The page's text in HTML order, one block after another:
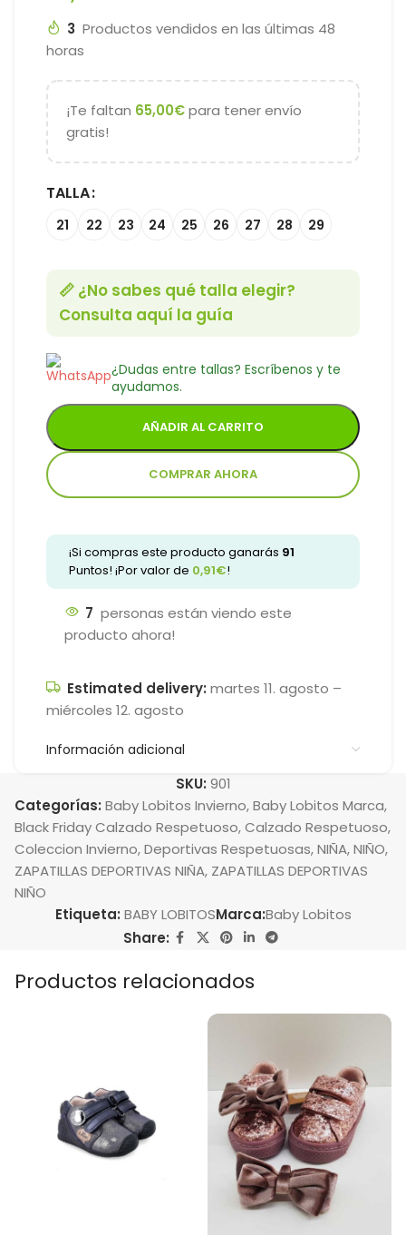
3 Productos vendidos en las últimas 48
horas
¡Te faltan 65,00€para tener envío
gratis!
TALLA
21 22 23 24 25 26 27 28 29
📏 ¿No sabes qué talla elegir?
Consulta aquí la guía
¿Dudas entre tallas? Escríbenos y te
ayudamos.
AÑADIR AL CARRITO
COMPRAR AHORA
¡Si compras este producto ganarás 91
Puntos! ¡Por valor de 0,91€!
7 personas están viendo este
producto ahora!
Estimated delivery: martes 11. agosto –
miércoles 12. agosto
Información adicional
SKU: 901
Categorías: Baby Lobitos Invierno,Baby Lobitos Marca,
Black Friday Calzado Respetuoso,Calzado Respetuoso,
Coleccion Invierno,Deportivas Respetuosas,NIÑA,NIÑO,
ZAPATILLAS DEPORTIVAS NIÑA, ZAPATILLAS DEPORTIVAS
NIÑO
Etiqueta: BABY LOBITOSMarca:Baby Lobitos
Share:
Productos relacionados